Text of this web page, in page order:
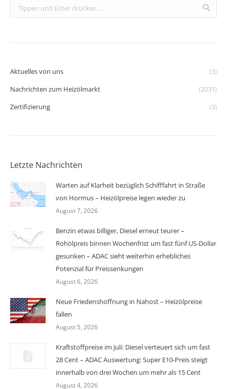
Search:
Aktuelles von uns
(3)
Nachrichten zum Heizölmarkt
(2031)
Zertifizierung
(3)
Letzte Nachrichten
Warten auf Klarheit bezüglich Schifffahrt in Straße
von Hormus – Heizölpreise legen wieder zu
August 7, 2026
Benzin etwas billiger, Diesel erneut teurer –
Rohölpreis binnen Wochenfrist um fast fünf US-Dollar
gesunken – ADAC sieht weiterhin erhebliches
Potenzial für Preissenkungen
August 6, 2026
Neue Friedenshoffnung in Nahost – Heizölpreise
fallen
August 5, 2026
Kraftstoffpreise im Juli: Diesel verteuert sich um fast
28 Cent – ADAC Auswertung: Super E10-Preis steigt
innerhalb von drei Wochen um mehr als 15 Cent
August 4, 2026